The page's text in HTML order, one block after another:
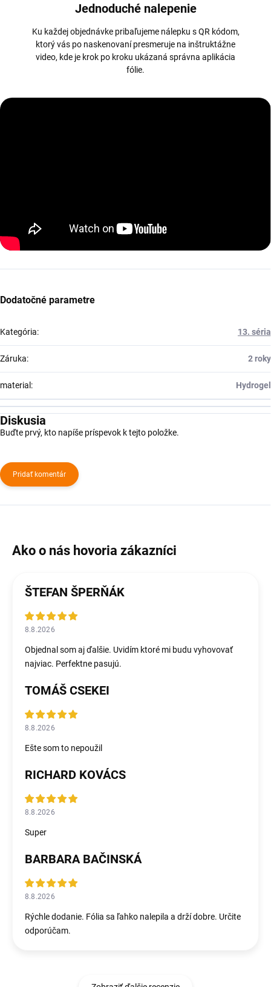
Jednoduché nalepenie
Ku každej objednávke pribaľujeme nálepku s QR kódom,
ktorý vás po naskenovaní presmeruje na inštruktážne
video, kde je krok po kroku ukázaná správna aplikácia
fólie.
Dodatočné parametre
Kategória: 13. séria
Záruka: 2 roky
material: Hydrogel
Diskusia
Buďte prvý, kto napíše príspevok k tejto položke.
Pridať komentár
ŠTEFAN ŠPERŇÁK
8.8.2026
Objednal som aj ďalšie. Uvidím ktoré mi budu vyhovovať
najviac. Perfektne pasujú.
TOMÁŠ CSEKEI
8.8.2026
Ešte som to nepoužil
RICHARD KOVÁCS
8.8.2026
Super
BARBARA BAČINSKÁ
8.8.2026
Rýchle dodanie. Fólia sa ľahko nalepila a drží dobre. Určite
odporúčam.